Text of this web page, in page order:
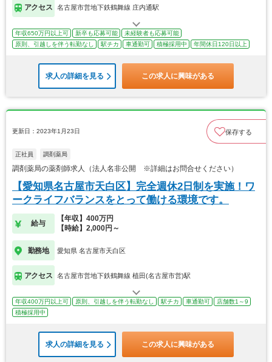
アクセス 名古屋市営地下鉄鶴舞線 庄内通駅
年収650万円以上可 新卒も応募可能
未経験者も応募可能
原則、引越しを伴う転勤なし
駅チカ 車通勤可 積極採用中 年間休日120日以上
求人の詳細を見る この求人に興味がある
更新日：2023年1月23日 保存する
正社員 調剤薬局
調剤薬局の薬剤師求人（法人名非公開 ※詳細はお問合せください）
【愛知県名古屋市天白区】完全週休2日制を実施！ワ
ークライフバランスをとって働ける環境です。
給与
【年収】400万円
【時給】2,000円～
勤務地 愛知県 名古屋市天白区
アクセス 名古屋市営地下鉄鶴舞線 植田(名古屋市営)駅
年収400万円以上可 原則、引越しを伴う転勤なし 駅チカ 車通勤可
店舗数1～9
積極採用中
求人の詳細を見る この求人に興味がある